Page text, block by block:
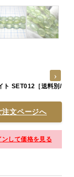
ト SET012［送料別/
注文ページへ
ンして価格を見る